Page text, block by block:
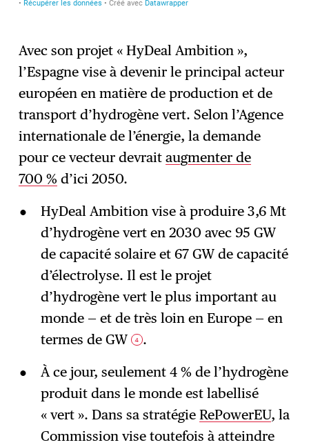
Avec son projet « HyDeal Ambition »,
l’Espagne vise à devenir le principal acteur
européen en matière de production et de
transport d’hydrogène vert. Selon l’Agence
internationale de l’énergie, la demande
pour ce vecteur devraitaugmenter de
700 % d’ici 2050.
HyDeal Ambition vise à produire 3,6 Mt
d’hydrogène vert en 2030 avec 95 GW
de capacité solaire et 67 GW de capacité
d’électrolyse. Il est le projet
d’hydrogène vert le plus important au
monde — et de très loin en Europe — en
termes de GW
4 .
À ce jour, seulement 4 % de l’hydrogène
produit dans le monde est labellisé
« vert ». Dans sa stratégie RePowerEU, la
Commission vise toutefois à atteindre